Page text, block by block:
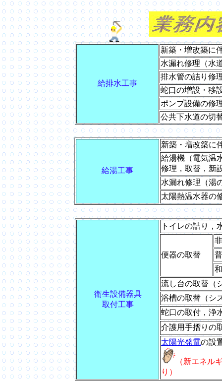
給排水工事
新築・増改築に
水漏れ修理（水
排水管の詰り修
蛇口の増設・移
ポンプ設備の修
公共下水道の切
給湯工事
新築・増改築に
給湯機（電気温
修理，取替，新
水漏れ修理（湯
太陽熱温水器の
衛生設備器具
取付工事
トイレの詰り，
便器の取替
流し台の取替（
浴槽の取替（シ
蛇口の取付，浄
介護用手摺りの
太陽光発電の設
（新エネル
り）